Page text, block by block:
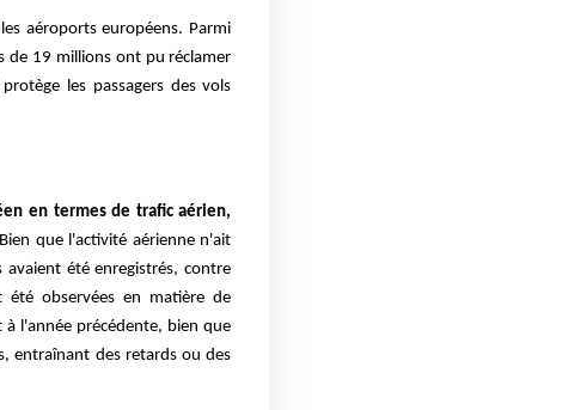
aéroports européens. Parmi
de 19 millions ont pu réclamer
les passagers des vols
en termes de trafic aérien,
Bien que l'activité aérienne n'ait
été enregistrés, contre
observées en matière de
à l'année précédente, bien que
entraînant des retards ou des